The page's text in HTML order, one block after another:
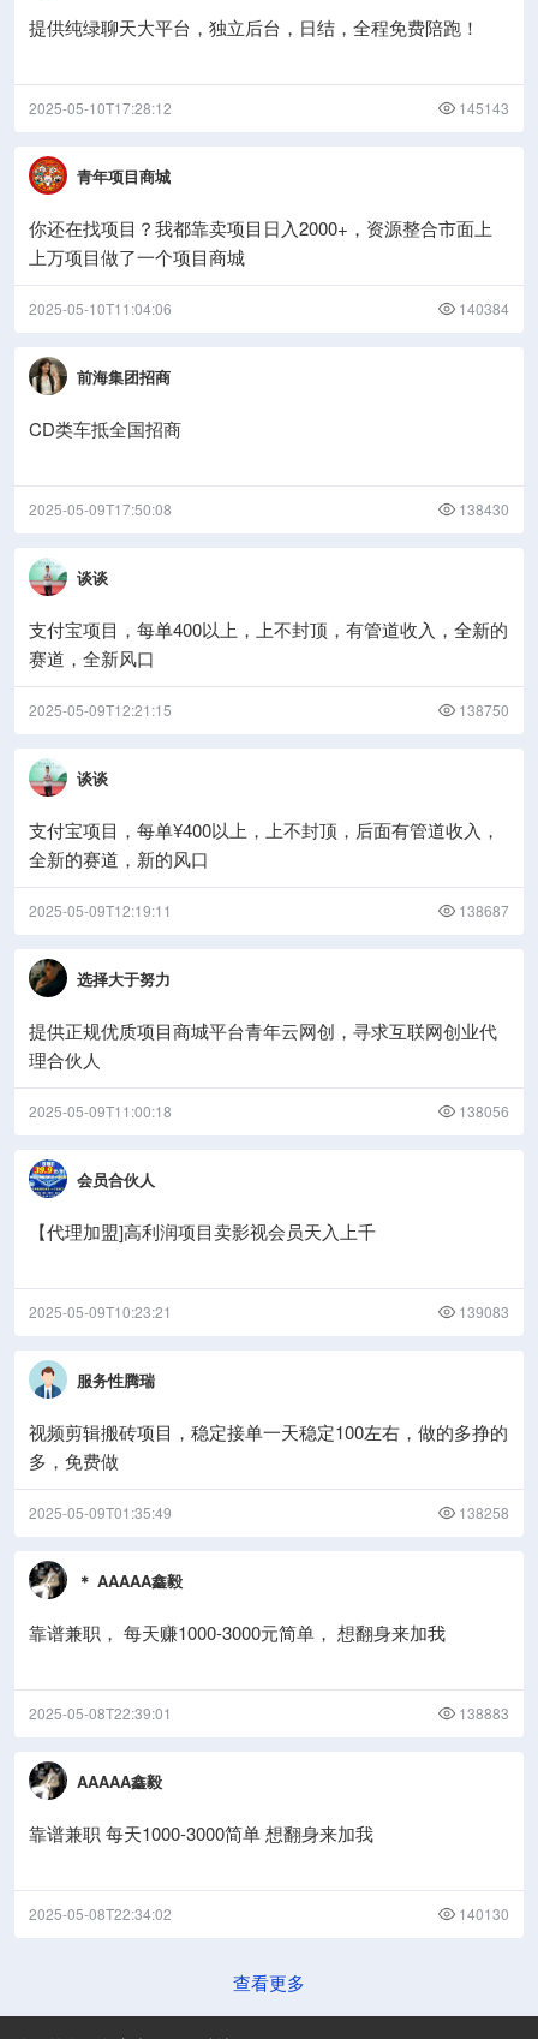
提供纯绿聊天大平台，独立后台，日结，全程免费陪跑！
2025-05-10T17:28:12 145143
青年项目商城
你还在找项目？我都靠卖项目日入2000+，资源整合市面上
上万项目做了一个项目商城
2025-05-10T11:04:06 140384
前海集团招商
CD类车抵全国招商
2025-05-09T17:50:08 138430
谈谈
支付宝项目，每单400以上，上不封顶，有管道收入，全新的
赛道，全新风口
2025-05-09T12:21:15 138750
谈谈
支付宝项目，每单¥400以上，上不封顶，后面有管道收入，
全新的赛道，新的风口
2025-05-09T12:19:11 138687
选择大于努力
提供正规优质项目商城平台青年云网创，寻求互联网创业代
理合伙人
2025-05-09T11:00:18 138056
会员合伙人
【代理加盟]高利润项目卖影视会员天入上千
2025-05-09T10:23:21 139083
服务性腾瑞
视频剪辑搬砖项目，稳定接单一天稳定100左右，做的多挣的
多，免费做
2025-05-09T01:35:49 138258
＊ AAAAA鑫毅
靠谱兼职， 每天赚1000-3000元简单， 想翻身来加我
2025-05-08T22:39:01 138883
AAAAA鑫毅
靠谱兼职 每天1000-3000简单 想翻身来加我
2025-05-08T22:34:02 140130
查看更多